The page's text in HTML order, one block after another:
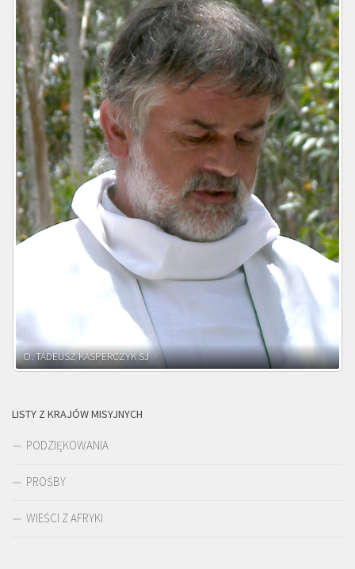
O. ADNRZEJ LEŚNIARA SJ
LISTY Z KRAJÓW MISYJNYCH
PODZIĘKOWANIA
PROŚBY
WIEŚCI Z AFRYKI